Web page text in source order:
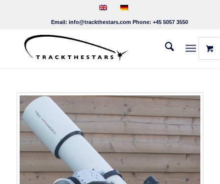
Email: info@trackthestars.com Phone: +45 5057 3550